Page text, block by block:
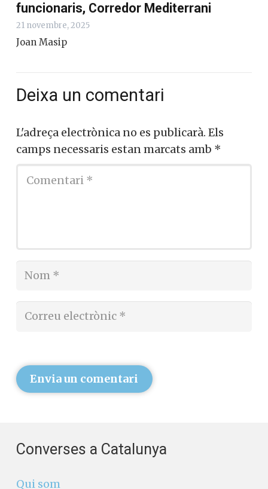
funcionaris, Corredor Mediterrani
21 novembre, 2025
Joan Masip
Deixa un comentari
L'adreça electrònica no es publicarà. Els
camps necessaris estan marcats amb *
Envia un comentari
Converses a Catalunya
Qui som